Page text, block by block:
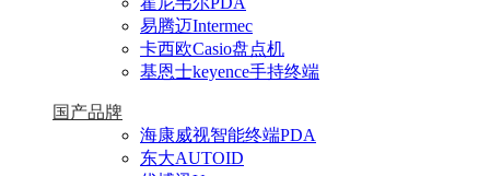
易腾迈Intermec
卡西欧Casio盘点机
基恩士keyence手持终端
国产品牌
海康威视智能终端PDA
东大AUTOID